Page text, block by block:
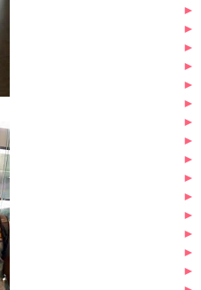
►
►
►
►
►
►
►
►
►
►
►
►
►
►
►